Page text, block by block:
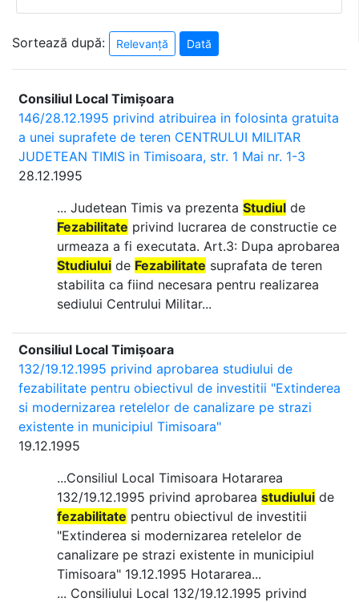
Sortează după: Relevanță Dată
Consiliul Local Timișoara
146/28.12.1995 privind atribuirea in folosinta gratuita
a unei suprafete de teren CENTRULUI MILITAR
JUDETEAN TIMIS in Timisoara, str. 1 Mai nr. 1-3
28.12.1995
... Judetean Timis va prezenta Studiul de
Fezabilitate privind lucrarea de constructie ce
urmeaza a fi executata. Art.3: Dupa aprobarea
Studiului de Fezabilitate suprafata de teren
stabilita ca fiind necesara pentru realizarea
sediului Centrului Militar...
Consiliul Local Timișoara
132/19.12.1995 privind aprobarea studiului de
fezabilitate pentru obiectivul de investitii "Extinderea
si modernizarea retelelor de canalizare pe strazi
existente in municipiul Timisoara"
19.12.1995
...Consiliul Local Timisoara Hotararea
132/19.12.1995 privind aprobarea studiului de
fezabilitate pentru obiectivul de investitii
"Extinderea si modernizarea retelelor de
canalizare pe strazi existente in municipiul
Timisoara" 19.12.1995 Hotararea...
... Consiliului Local 132/19.12.1995 privind